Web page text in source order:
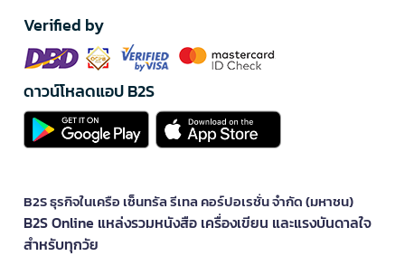
Verified by
ดาวน์โหลดแอป B2S
B2S ธุรกิจในเครือ เซ็นทรัล รีเทล คอร์ปอเรชั่น จำกัด (มหาชน)
B2S Online แหล่งรวมหนังสือ เครื่องเขียน และแรงบันดาลใจ
สำหรับทุกวัย